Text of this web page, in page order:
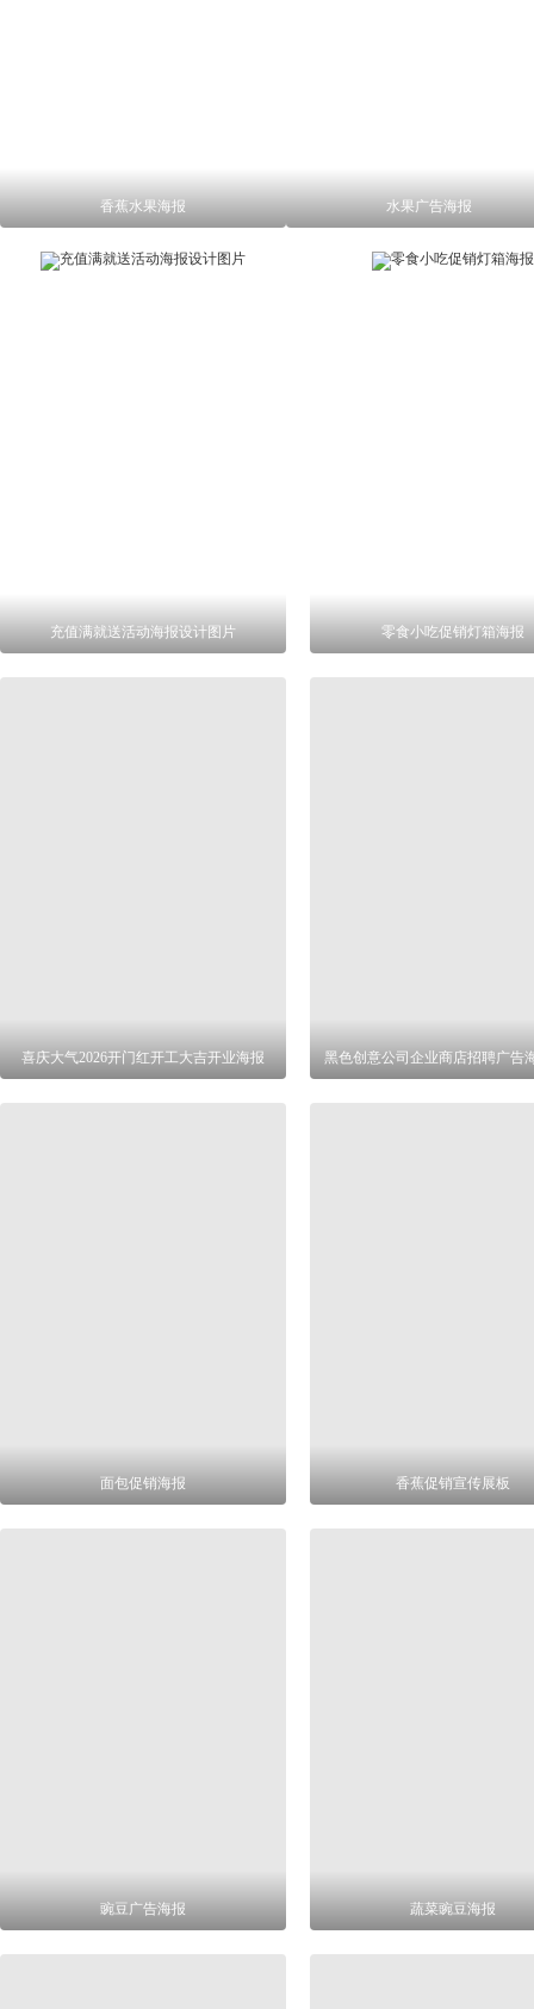
香蕉水果海报 水果广告海报
充值满就送活动海报设计图片 零食小吃促销灯箱海报
喜庆大气2026开门红开工大吉开业海报 黑色创意公司企业商店招聘广告
面包促销海报 香蕉促销宣传展板
豌豆广告海报 蔬菜豌豆海报